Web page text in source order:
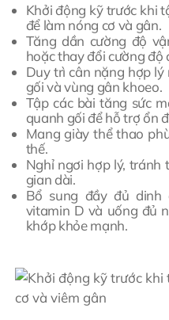
Khởi động kỹ trước khi
để làm nóng cơ và gân.
Tăng dần cường độ
hoặc thay đổi cường độ
Duy trì cân nặng hợp
gối và vùng gân khoeo.
Tập các bài tăng sức
quanh gối để hỗ trợ ổn
Mang giày thể thao
thế.
Nghỉ ngơi hợp lý, tránh
gian dài.
Bổ sung đầy đủ dinh
vitamin D và uống đủ
khớp khỏe mạnh.